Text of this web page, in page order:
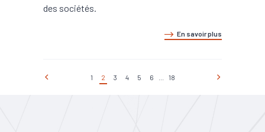
des sociétés.
En savoir plus
1 2 3 4 5 6 18